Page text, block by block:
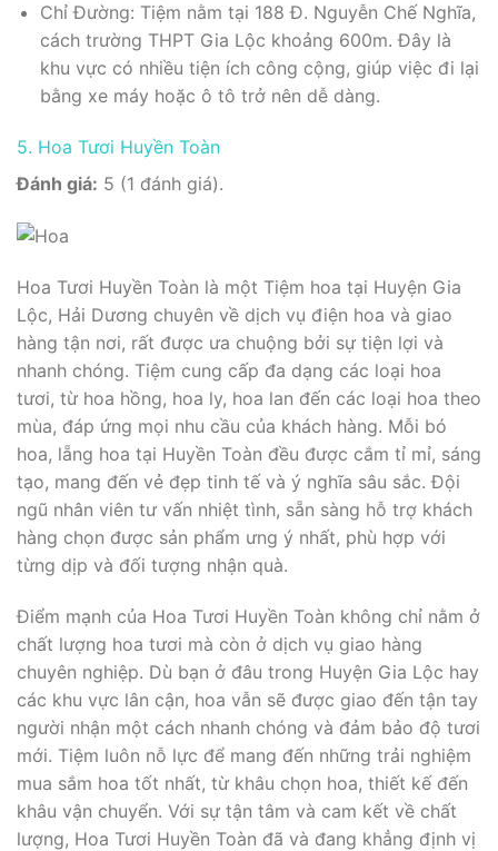
Chỉ Đường: Tiệm nằm tại 188 Đ. Nguyễn Chế Nghĩa,
cách trường THPT Gia Lộc khoảng 600m. Đây là
khu vực có nhiều tiện ích công cộng, giúp việc đi lại
bằng xe máy hoặc ô tô trở nên dễ dàng.
5. Hoa Tươi Huyền Toàn
Đánh giá: 5 (1 đánh giá).
Hoa Tươi Huyền Toàn là một Tiệm hoa tại Huyện Gia
Lộc, Hải Dương chuyên về dịch vụ điện hoa và giao
hàng tận nơi, rất được ưa chuộng bởi sự tiện lợi và
nhanh chóng. Tiệm cung cấp đa dạng các loại hoa
tươi, từ hoa hồng, hoa ly, hoa lan đến các loại hoa theo
mùa, đáp ứng mọi nhu cầu của khách hàng. Mỗi bó
hoa, lẵng hoa tại Huyền Toàn đều được cắm tỉ mỉ, sáng
tạo, mang đến vẻ đẹp tinh tế và ý nghĩa sâu sắc. Đội
ngũ nhân viên tư vấn nhiệt tình, sẵn sàng hỗ trợ khách
hàng chọn được sản phẩm ưng ý nhất, phù hợp với
từng dịp và đối tượng nhận quà.
Điểm mạnh của Hoa Tươi Huyền Toàn không chỉ nằm ở
chất lượng hoa tươi mà còn ở dịch vụ giao hàng
chuyên nghiệp. Dù bạn ở đâu trong Huyện Gia Lộc hay
các khu vực lân cận, hoa vẫn sẽ được giao đến tận tay
người nhận một cách nhanh chóng và đảm bảo độ tươi
mới. Tiệm luôn nỗ lực để mang đến những trải nghiệm
mua sắm hoa tốt nhất, từ khâu chọn hoa, thiết kế đến
khâu vận chuyển. Với sự tận tâm và cam kết về chất
lượng, Hoa Tươi Huyền Toàn đã và đang khẳng định vị